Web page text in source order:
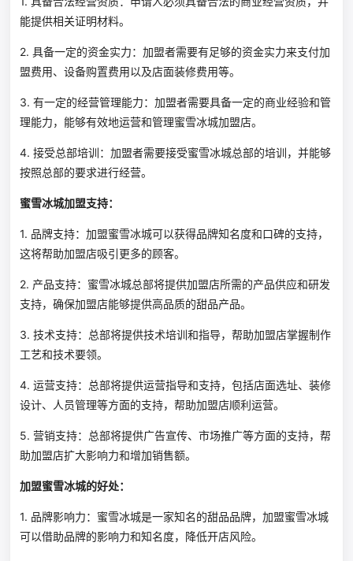
能提供相关证明材料。
2. 具备一定的资金实力：加盟者需要有足够的资金实力来支付加
盟费用、设备购置费用以及店面装修费用等。
3. 有一定的经营管理能力：加盟者需要具备一定的商业经验和管
理能力，能够有效地运营和管理蜜雪冰城加盟店。
4. 接受总部培训：加盟者需要接受蜜雪冰城总部的培训，并能够
按照总部的要求进行经营。
蜜雪冰城加盟支持：
1. 品牌支持：加盟蜜雪冰城可以获得品牌知名度和口碑的支持，
这将帮助加盟店吸引更多的顾客。
2. 产品支持：蜜雪冰城总部将提供加盟店所需的产品供应和研发
支持，确保加盟店能够提供高品质的甜品产品。
3. 技术支持：总部将提供技术培训和指导，帮助加盟店掌握制作
工艺和技术要领。
4. 运营支持：总部将提供运营指导和支持，包括店面选址、装修
设计、人员管理等方面的支持，帮助加盟店顺利运营。
5. 营销支持：总部将提供广告宣传、市场推广等方面的支持，帮
助加盟店扩大影响力和增加销售额。
加盟蜜雪冰城的好处：
1. 品牌影响力：蜜雪冰城是一家知名的甜品品牌，加盟蜜雪冰城
可以借助品牌的影响力和知名度，降低开店风险。